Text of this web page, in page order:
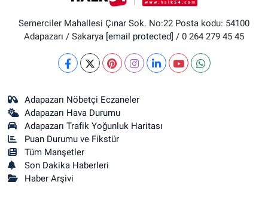
Semerciler Mahallesi Çınar Sok. No:22 Posta kodu: 54100
Adapazarı / Sakarya [email protected] / 0 264 279 45 45
Adapazarı Nöbetçi Eczaneler
Adapazarı Hava Durumu
Adapazarı Trafik Yoğunluk Haritası
Puan Durumu ve Fikstür
Tüm Manşetler
Son Dakika Haberleri
Haber Arşivi